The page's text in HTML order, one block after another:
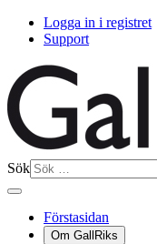
Logga in i registret
Support
Sök
Förstasidan
Om GallRiks